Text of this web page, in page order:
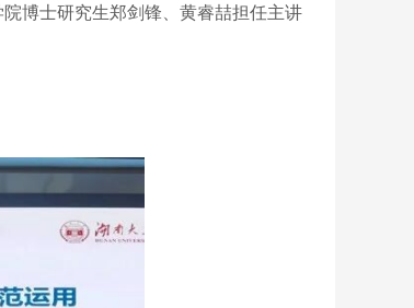
博士研究生郑剑锋、黄睿喆担任主讲